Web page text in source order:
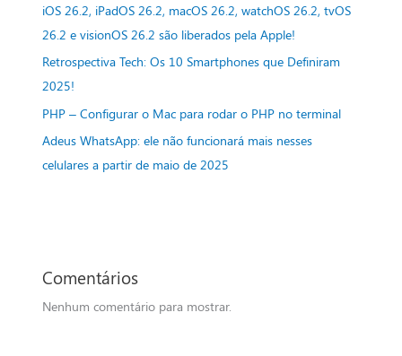
iOS 26.2, iPadOS 26.2, macOS 26.2, watchOS 26.2, tvOS
26.2 e visionOS 26.2 são liberados pela Apple!
Retrospectiva Tech: Os 10 Smartphones que Definiram
2025!
PHP – Configurar o Mac para rodar o PHP no terminal
Adeus WhatsApp: ele não funcionará mais nesses
celulares a partir de maio de 2025
Comentários
Nenhum comentário para mostrar.